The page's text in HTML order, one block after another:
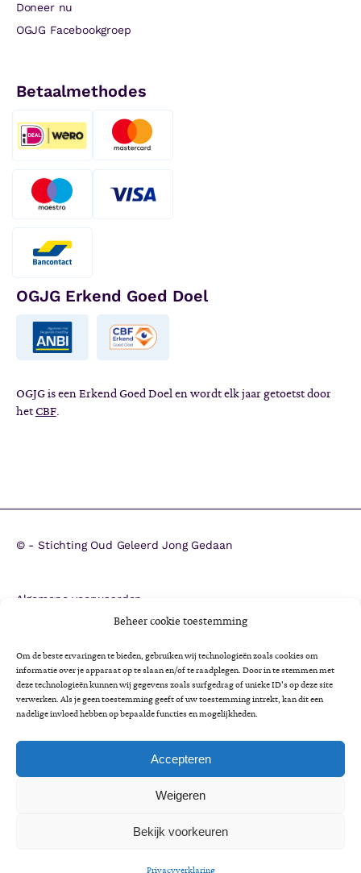
Beheer cookie toestemming
Om de beste ervaringen te bieden, gebruiken wij technologieën zoals cookies om
informatie over je apparaat op te slaan en/of te raadplegen. Door in te stemmen met
deze technologieën kunnen wij gegevens zoals surfgedrag of unieke ID's op deze site
verwerken. Als je geen toestemming geeft of uw toestemming intrekt, kan dit een
nadelige invloed hebben op bepaalde functies en mogelijkheden.
Accepteren
Weigeren
Bekijk voorkeuren
Privacyverklaring
Doneer nu
OGJG Facebookgroep
Betaalmethodes
OGJG Erkend Goed Doel
OGJG is een Erkend Goed Doel en wordt elk jaar getoetst door
hetCBF.
© - Stichting Oud Geleerd Jong Gedaan
Algemene voorwaarden
Colofon
Cookieverklaring
Impactrapportage 2025
Minimaregeling voor senioren
Vrijwilligersbeleid en gedragscode
A